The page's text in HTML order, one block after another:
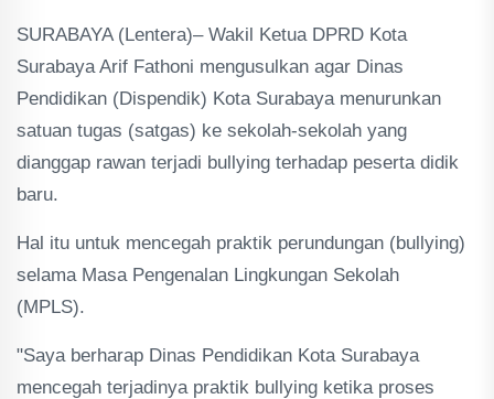
SURABAYA (Lentera)– Wakil Ketua DPRD Kota
Surabaya Arif Fathoni mengusulkan agar Dinas
Pendidikan (Dispendik) Kota Surabaya menurunkan
satuan tugas (satgas) ke sekolah-sekolah yang
dianggap rawan terjadi bullying terhadap peserta didik
baru.
Hal itu untuk mencegah praktik perundungan (bullying)
selama Masa Pengenalan Lingkungan Sekolah
(MPLS).
"Saya berharap Dinas Pendidikan Kota Surabaya
mencegah terjadinya praktik bullying ketika proses